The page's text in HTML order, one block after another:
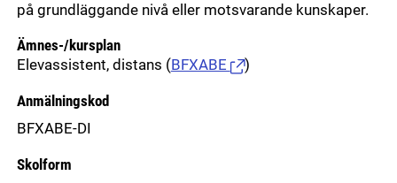
på grundläggande nivå eller motsvarande kunskaper.
Ämnes-/kursplan
Elevassistent, distans ( BFXABE )
Anmälningskod
BFXABE-DI
Skolform